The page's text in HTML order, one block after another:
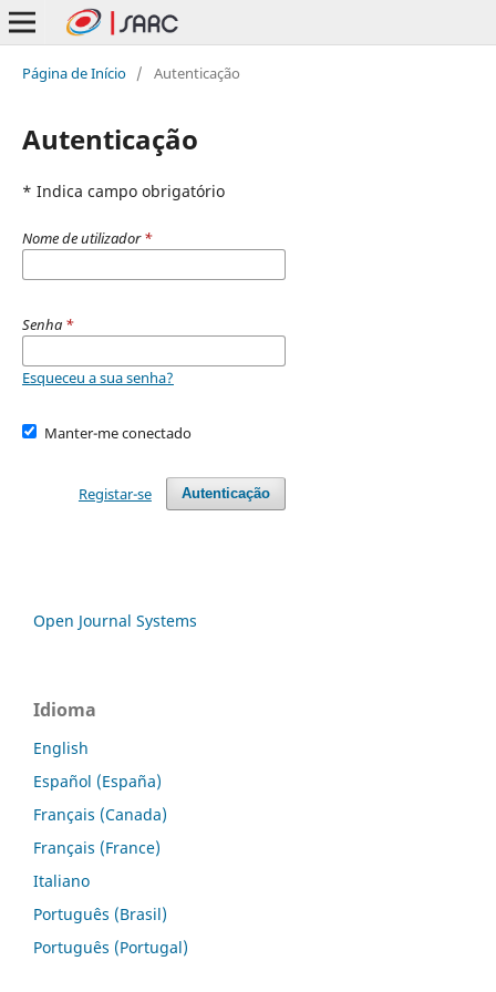
Página de Início / Autenticação
Autenticação
* Indica campo obrigatório
Nome de utilizador*
Senha *
Esqueceu a sua senha?
Manter-me conectado
Autenticação
Registar-se
Open Journal Systems
Idioma
English
Español (España)
Français (Canada)
Français (France)
Italiano
Português (Brasil)
Português (Portugal)